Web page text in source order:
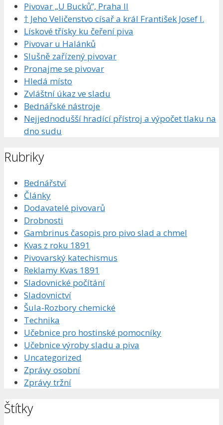
Pivovar „U Bucků”, Praha II
† Jeho Veličenstvo císař a král František Josef I.
Lískové třísky ku čeření piva
Pivovar u Halánků
Slušně zařízený pivovar
Pronajme se pivovar
Hledá místo
Zvláštní úkaz ve sladu
Bednářské nástroje
Nejjednodušší hradící přístroj a výpočet tlaku na
dno sudu
Rubriky
Bednářství
Články
Dodavatelé pivovarů
Drobnosti
Gambrinus časopis pro pivo slad a chmel
Kvas z roku 1891
Pivovarský katechismus
Reklamy Kvas 1891
Sladovnické počítání
Sladovnictví
Šula-Rozbory chemické
Technika
Učebnice pro hostinské pomocníky
Učebnice výroby sladu a piva
Uncategorized
Zprávy osobní
Zprávy tržní
Štítky